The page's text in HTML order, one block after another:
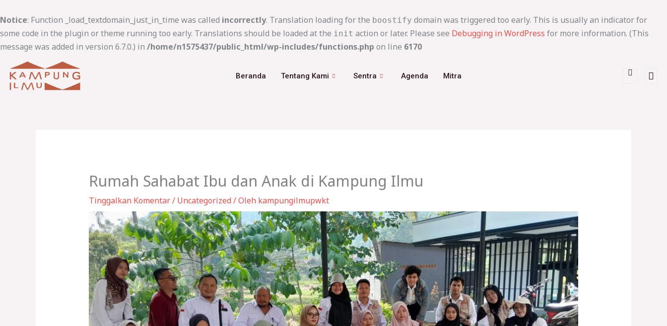
Notice: Function _load_textdomain_just_in_time was called incorrectly. Translation loading for the boostify domain was triggered too early. This is usually an indicator for
some code in the plugin or theme running too early. Translations should be loaded at the init action or later. Please see Debugging in WordPress for more information. (This
message was added in version 6.7.0.) in /home/n1575437/public_html/wp-includes/functions.php on line 6170
ke
konten
Beranda Tentang Kami Sentra Agenda Mitra
Rumah Sahabat Ibu dan Anak di Kampung Ilmu
Tinggalkan Komentar/ Uncategorized / Oleh kampungilmupwkt